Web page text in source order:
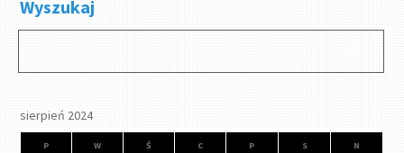
Wyszukaj
sierpień 2024
P W Ś C P S N